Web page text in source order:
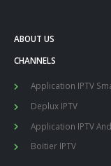
ABOUT US
CHANNELS
Application IPTV
Deplux IPTV
Application IPTV
Boitier IPTV